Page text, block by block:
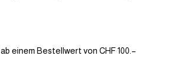
einem Bestellwert von CHF 100.–